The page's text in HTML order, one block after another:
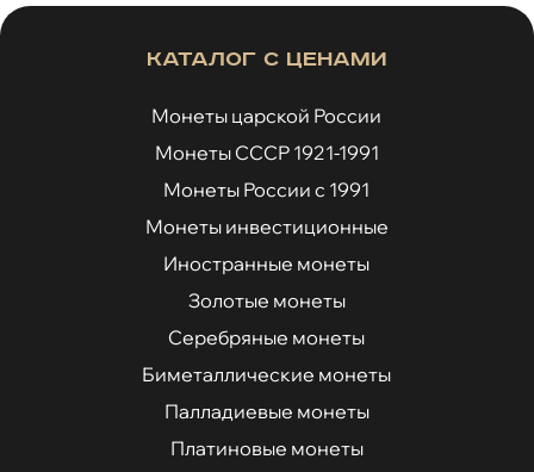
Каталог с ценами
Монеты царской России
Монеты СССР 1921-1991
Монеты России с 1991
Монеты инвестиционные
Иностранные монеты
Золотые монеты
Серебряные монеты
Биметаллические монеты
Палладиевые монеты
Платиновые монеты